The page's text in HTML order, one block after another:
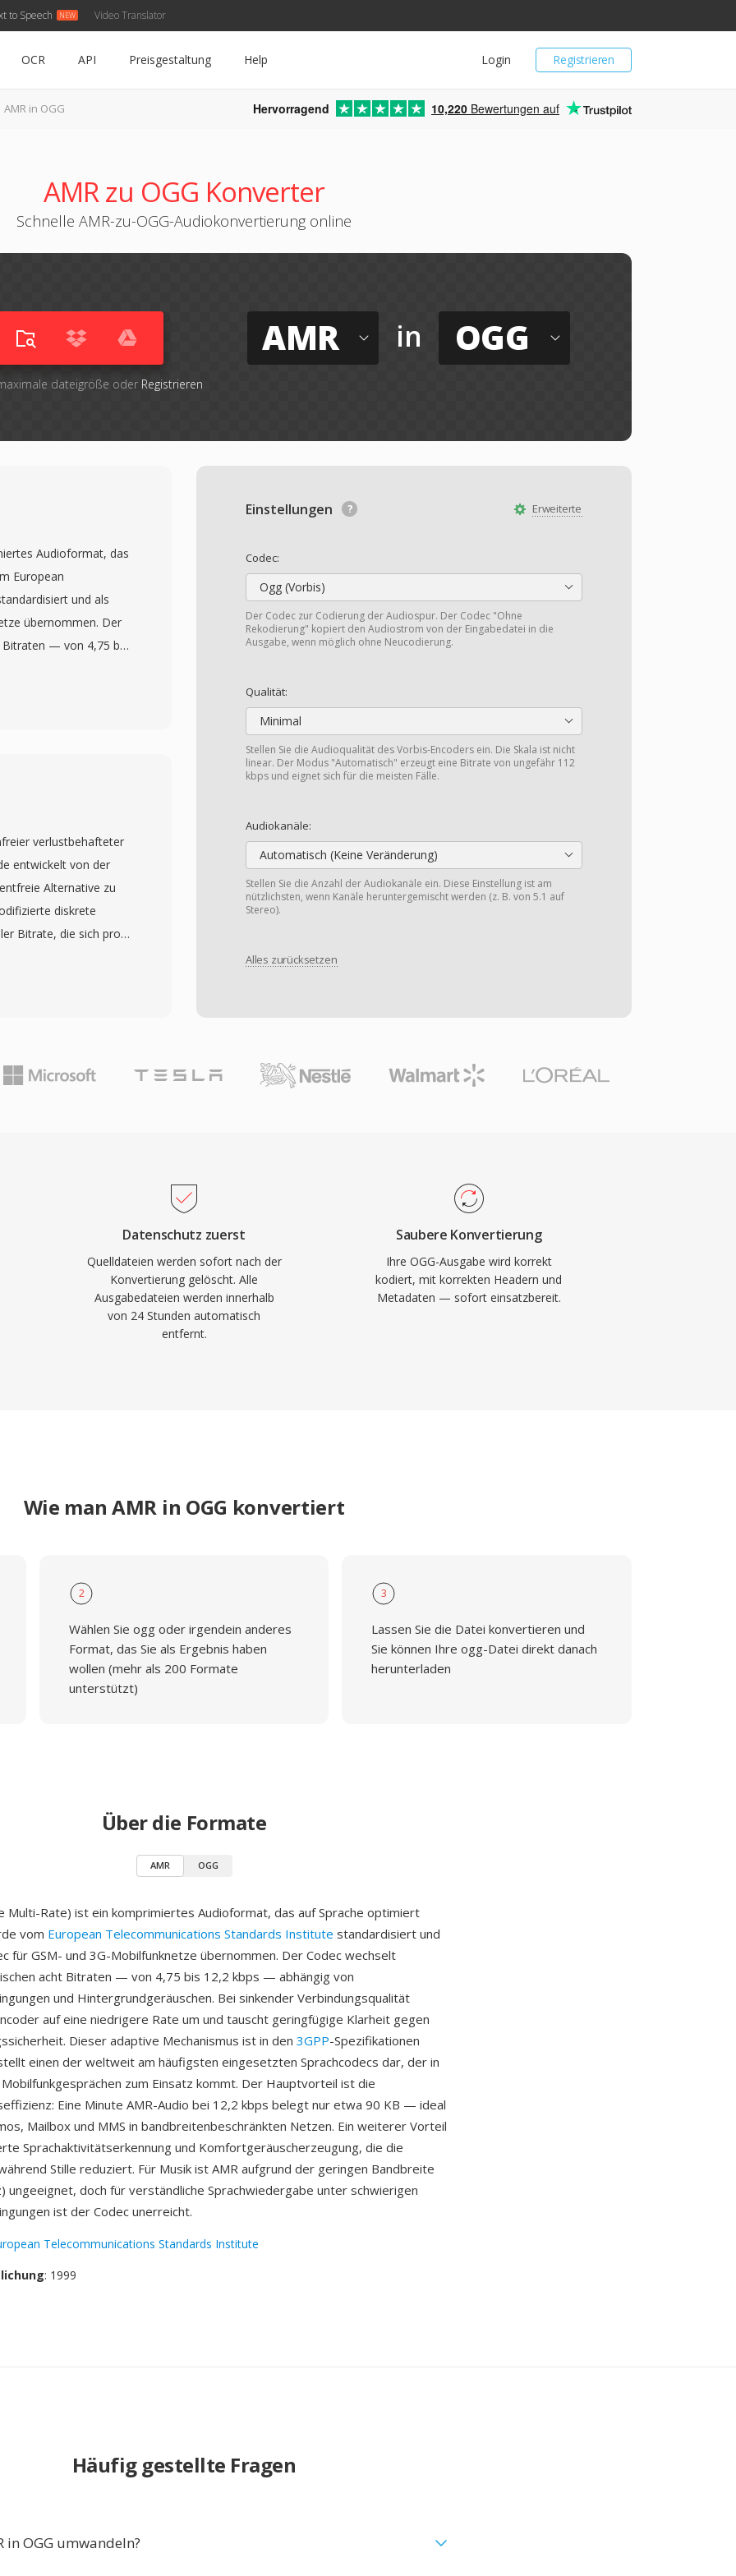
to Speech Video Translator
Registrieren
Login
OCR API Preisgestaltung Help
AMR in OGG Hervorragend 10,220 Bewertungen auf
AMR zu OGG Konverter
Schnelle AMR-zu-OGG-Audiokonvertierung online
dateigröße oder Registrieren
AMR in OGG
Erweiterte
Einstellungen
Codec:
Ogg (Vorbis)
Der Codec zur Codierung der Audiospur. Der Codec "Ohne
Rekodierung" kopiert den Audiostrom von der Eingabedatei in die
Ausgabe, wenn möglich ohne Neucodierung.
Qualität:
Minimal
Stellen Sie die Audioqualität des Vorbis-Encoders ein. Die Skala ist nicht
linear. Der Modus "Automatisch" erzeugt eine Bitrate von ungefähr 112
kbps und eignet sich für die meisten Fälle.
Audiokanäle:
Automatisch (Keine Veränderung)
Stellen Sie die Anzahl der Audiokanäle ein. Diese Einstellung ist am
nützlichsten, wenn Kanäle heruntergemischt werden (z. B. von 5.1 auf
Stereo).
Alles zurücksetzen
Audioformat, das
European
und als
übernommen. Der
Bitraten — von 4,75 bis
und
zum
nur etwa 90 KB —
Vorteil ist die
während Stille
Bandbreite
verlustbehafteter
entwickelt von der
Alternative zu
diskrete
Bitrate, die sich pro
haben
ab. Ein
von
bewältigt zudem
als viele
bleibt, wo
um Platz
bieten native
Datenschutz zuerst
Quelldateien werden sofort nach der
Konvertierung gelöscht. Alle
Ausgabedateien werden innerhalb
von 24 Stunden automatisch
entfernt.
Saubere Konvertierung
Ihre OGG-Ausgabe wird korrekt
kodiert, mit korrekten Headern und
Metadaten — sofort einsatzbereit.
Wie man AMR in OGG konvertiert
2
Wählen Sie ogg oder irgendein anderes
Format, das Sie als Ergebnis haben
wollen (mehr als 200 Formate
unterstützt)
3
Lassen Sie die Datei konvertieren und
Sie können Ihre ogg-Datei direkt danach
herunterladen
Über die Formate
AMR OGG
Multi-Rate) ist ein komprimiertes Audioformat, das auf Sprache optimiert
vom European Telecommunications Standards Institute standardisiert und
für GSM- und 3G-Mobilfunknetze übernommen. Der Codec wechselt
acht Bitraten — von 4,75 bis 12,2 kbps — abhängig von
und Hintergrundgeräuschen. Bei sinkender Verbindungsqualität
auf eine niedrigere Rate um und tauscht geringfügige Klarheit gegen
Dieser adaptive Mechanismus ist in den 3GPP-Spezifikationen
einen der weltweit am häufigsten eingesetzten Sprachcodecs dar, der in
zum Einsatz kommt. Der Hauptvorteil ist die
Eine Minute AMR-Audio bei 12,2 kbps belegt nur etwa 90 KB — ideal
Mailbox und MMS in bandbreitenbeschränkten Netzen. Ein weiterer Vorteil
Sprachaktivitätserkennung und Komfortgeräuscherzeugung, die die
Stille reduziert. Für Musik ist AMR aufgrund der geringen Bandbreite
ungeeignet, doch für verständliche Sprachwiedergabe unter schwierigen
ist der Codec unerreicht.
Telecommunications Standards Institute
: 1999
Häufig gestellte Fragen
in OGG umwandeln?